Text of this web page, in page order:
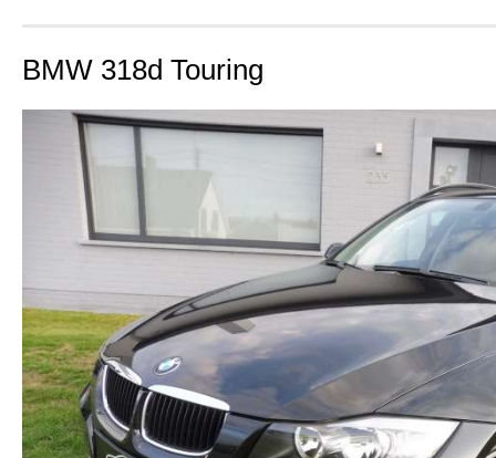
BMW 318d Touring